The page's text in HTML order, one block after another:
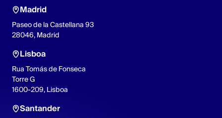
Madrid
Paseo de la Castellana 93
28046, Madrid
Lisboa
Rua Tomás de Fonseca
Torre G
1600-209, Lisboa
Santander